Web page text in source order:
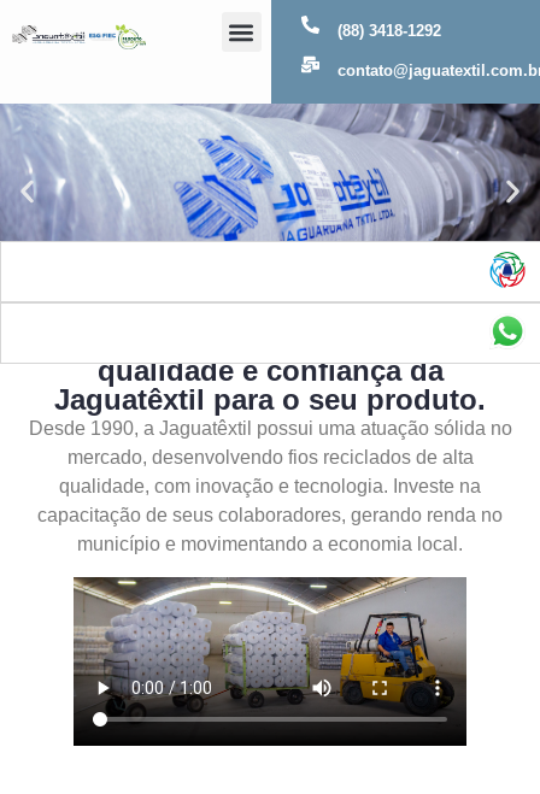
(88) 3418-1292
qualidade e confiança da
Jaguatêxtil para o seu produto.
Desde 1990, a Jaguatêxtil possui uma atuação sólida no
mercado, desenvolvendo fios reciclados de alta
qualidade, com inovação e tecnologia. Investe na
capacitação de seus colaboradores, gerando renda no
município e movimentando a economia local.